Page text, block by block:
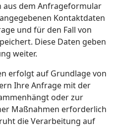
aus dem Anfrageformular
Kontaktdaten
und für den Fall von
Diese Daten geben
weiter.
erfolgt auf Grundlage von
Ihre Anfrage mit der
oder zur
Maßnahmen erforderlich
die Verarbeitung auf